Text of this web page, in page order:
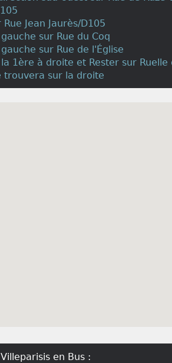
Jean Jaurès/D105
sur Rue du Coq
sur Rue de l'Église
1ère à droite et Rester sur Ruelle
trouvera sur la droite
en Bus :